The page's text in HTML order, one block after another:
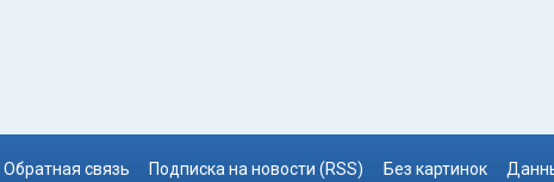
Обратная связь Подписка на новости (RSS) Без картинок